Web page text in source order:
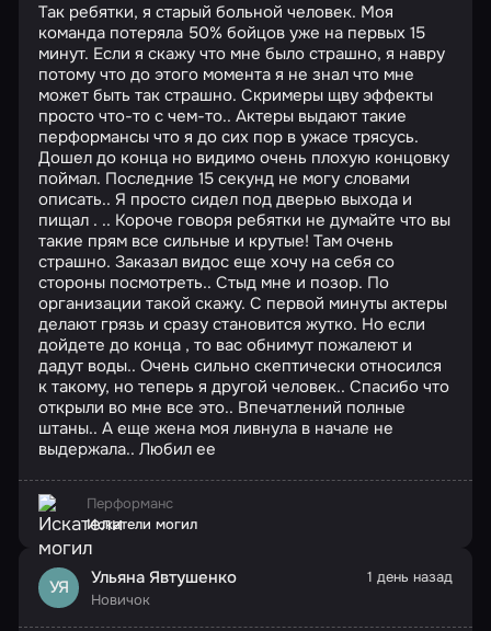
Так ребятки, я старый больной человек. Моя
команда потеряла 50% бойцов уже на первых 15
минут. Если я скажу что мне было страшно, я навру
потому что до этого момента я не знал что мне
может быть так страшно. Скримеры щву эффекты
просто что-то с чем-то.. Актеры выдают такие
перформансы что я до сих пор в ужасе трясусь.
Дошел до конца но видимо очень плохую концовку
поймал. Последние 15 секунд не могу словами
описать.. Я просто сидел под дверью выхода и
пищал . .. Короче говоря ребятки не думайте что вы
такие прям все сильные и крутые! Там очень
страшно. Заказал видос еще хочу на себя со
стороны посмотреть.. Стыд мне и позор. По
организации такой скажу. С первой минуты актеры
делают грязь и сразу становится жутко. Но если
дойдете до конца , то вас обнимут пожалеют и
дадут воды.. Очень сильно скептически относился
к такому, но теперь я другой человек.. Спасибо что
открыли во мне все это.. Впечатлений полные
штаны.. А еще жена моя ливнула в начале не
выдержала.. Любил ее
Перформанс
Искатели могил
УЯ Ульяна Явтушенко
Новичок
1 день назад